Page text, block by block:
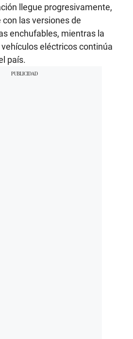
llegue progresivamente,
las versiones de
enchufables, mientras la
eléctricos continúa
país.